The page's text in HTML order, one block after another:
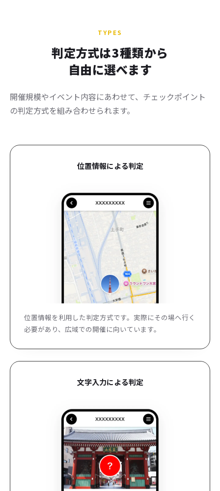
TYPES
判定方式は3種類から
自由に選べます
開催規模やイベント内容にあわせて、チェックポイント
の判定方式を組み合わせられます。
位置情報による判定
位置情報を利用した判定方式です。実際にその場へ行く
必要があり、広域での開催に向いています。
文字入力による判定